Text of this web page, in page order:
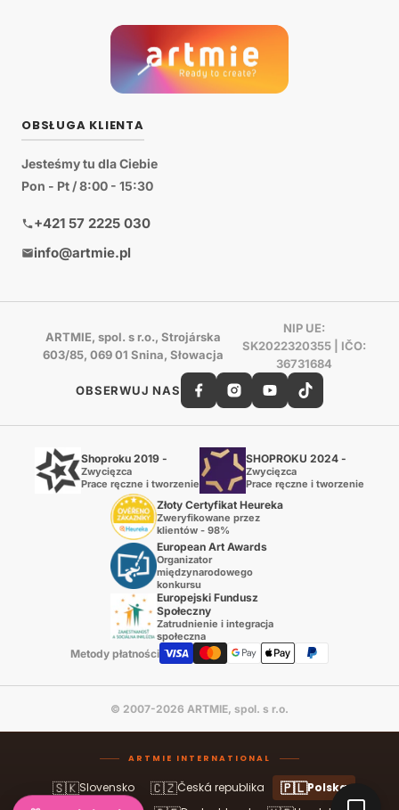
OBSŁUGA KLIENTA
Jesteśmy tu dla Ciebie
Pon - Pt / 8:00 - 15:30
+421 57 2225 030
info@artmie.pl
ARTMIE, spol. s r.o., Strojárska
603/85, 069 01 Snina, Słowacja
NIP UE:
SK2022320355 | IČO:
36731684
OBSERWUJ NAS
Shoproku 2019 -
Zwycięzca
Prace ręczne i tworzenie
SHOPROKU 2024 -
Zwycięzca
Prace ręczne i tworzenie
Złoty Certyfikat Heureka
Zweryfikowane przez
klientów - 98%
European Art Awards
Organizator
międzynarodowego
konkursu
Europejski Fundusz
Społeczny
Zatrudnienie i integracja
społeczna
Metody płatności
© 2007-2026 ARTMIE, spol. s r.o.
ARTMIE INTERNATIONAL
🇸🇰Slovensko 🇨🇿Česká republika 🇵🇱Polska